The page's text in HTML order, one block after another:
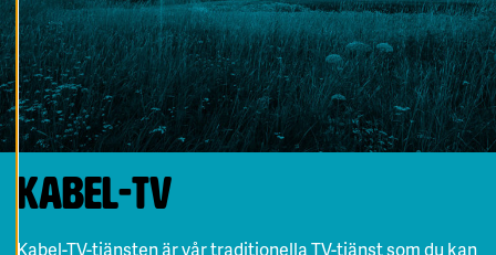
A
V
V
I
S
A
A
L
L
A
A
C
E
Kabel-TV
Kabel-TV-tjänsten är vår traditionella TV-tjänst som du kan